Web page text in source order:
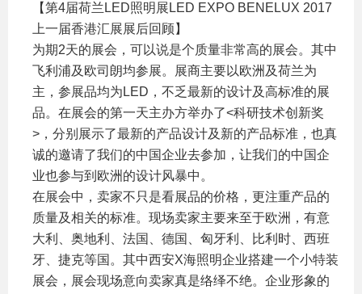
【第4届荷兰LED照明展LED EXPO BENELUX 2017
上一届香港汇展展后回顾】
为期2天的展会，可以说是个质量非常高的展会。其中
飞利浦及欧司朗均参展。展商主要以欧洲及荷兰为
主，参展品均为LED，不乏最新的设计及高标准的展
品。在展会的第一天主办方举办了<科研技术创新奖
>，分别展示了最新的产品设计及新的产品标准，也真
诚的邀请了我们的中国企业去参加，让我们的中国企
业也参与到欧洲的设计风暴中。
在展会中，卖家不只是看展品的价格，更注重产品的
质量及相关的标准。现场卖家主要来至于欧洲，有意
大利、奥地利、法国、德国、匈牙利、比利时、西班
牙、捷克等国。其中西安X海照明企业搭建一个小特装
展会，展会现场意向卖家真是络绎不绝。企业形象的